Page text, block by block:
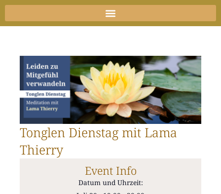
Zum
Inhalt
Tonglen Dienstag mit Lama
Thierry
Event Info
Datum und Uhrzeit: